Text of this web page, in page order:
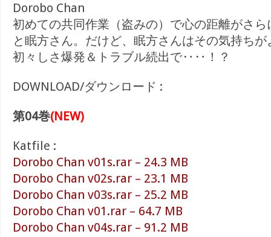
Dorobo Chan
初めての共同作業（盗みの）で心の距離がさ
と眠方さん。だけど、眠方さんはその気持ち
初々しさ爆発＆トラブル続出で‥‥！？
DOWNLOAD/ダウンロード :
第04巻(NEW)
Katfile :
Dorobo Chan v01s.rar – 24.3 MB
Dorobo Chan v02s.rar – 23.1 MB
Dorobo Chan v03s.rar – 25.2 MB
Dorobo Chan v01.rar – 64.7 MB
Dorobo Chan v04s.rar – 91.2 MB